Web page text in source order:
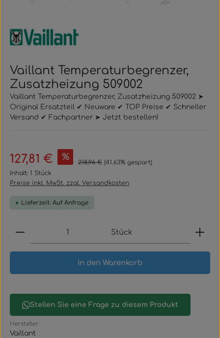
Vaillant Temperaturbegrenzer,
Zusatzheizung 509002
Vaillant Temperaturbegrenzer, Zusatzheizung 509002 ➤
Original Ersatzteil ✔ Neuware ✔ TOP Preise ✔ Schneller
Versand ✔ Fachpartner ➤ Jetzt bestellen!
Verkaufspreis:
127,81 € % Regulärer Preis:
218,96 € (41.63% gespart)
Inhalt: 1 Stück
Preise inkl. MwSt. zzgl. Versandkosten
Lieferzeit: Auf Anfrage
Produkt Anzahl: Gib den gewünschten Wert
Stück
In den Warenkorb
Stellen Sie eine Frage zu diesem Produkt
Hersteller:
Vaillant